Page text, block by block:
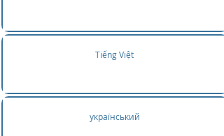
Tiếng Việt
український